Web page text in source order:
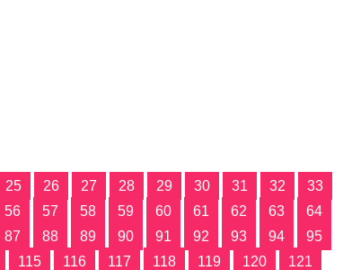
25 26 27 28 29 30 31 32
33
56 57 58 59 60 61 62 63
64
87 88 89 90 91 92 93 94
95
115 116 117 118 119 120
121